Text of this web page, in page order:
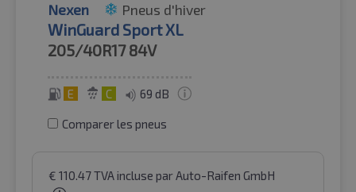
Nexen Pneus d'hiver
WinGuard Sport XL
205/40R17 84V
E C 69 dB
Comparer les pneus
€ 110.47TVA incluse par Auto-Raifen GmbH